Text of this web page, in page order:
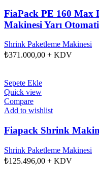
FiaPack PE 160 Max
Makinesi Yarı
Shrink Paketleme Makinesi
₺371.000,00 + KDV
Sepete Ekle
Quick view
Compare
Add to wishlist
Fiapack Shrink
Shrink Paketleme Makinesi
₺125.496,00 + KDV